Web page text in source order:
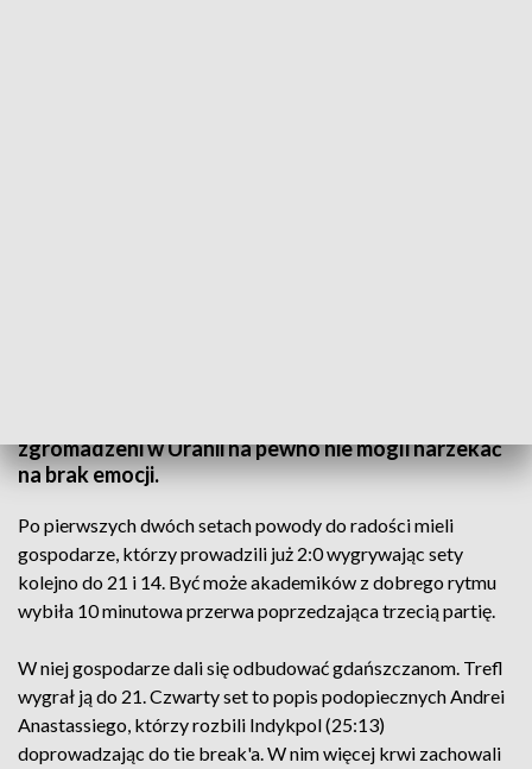
zgromadzeni w Uranii na pewno nie mogli narzekać
na brak emocji.
Po pierwszych dwóch setach powody do radości mieli
gospodarze, którzy prowadzili już 2:0 wygrywając sety
kolejno do 21 i 14. Być może akademików z dobrego rytmu
wybiła 10 minutowa przerwa poprzedzająca trzecią partię.
W niej gospodarze dali się odbudować gdańszczanom. Trefl
wygrał ją do 21. Czwarty set to popis podopiecznych Andrei
Anastassiego, którzy rozbili Indykpol (25:13)
doprowadzając do tie break'a. W nim więcej krwi zachowali